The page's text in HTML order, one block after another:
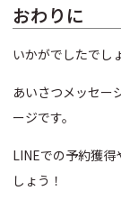
おわりに
いかがでしたでし
あいさつメッセー
ージです。
LINEでの予約獲
しょう！